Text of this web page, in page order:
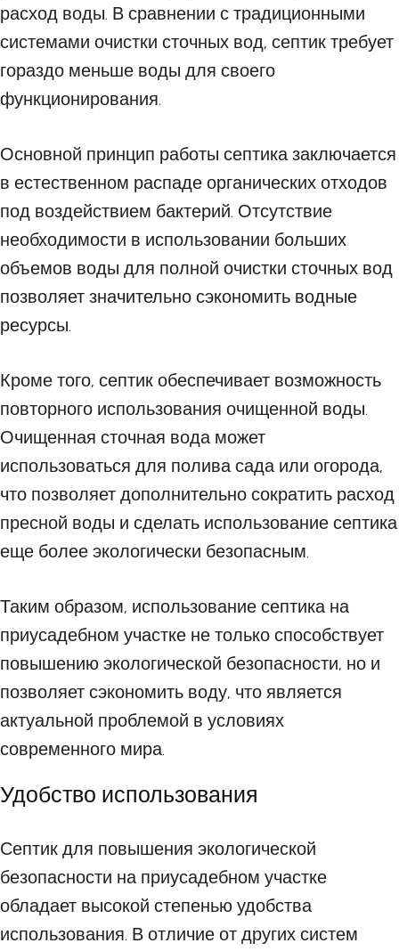
расход воды. В сравнении с традиционными
системами очистки сточных вод, септик требует
гораздо меньше воды для своего
функционирования.
Основной принцип работы септика заключается
в естественном распаде органических отходов
под воздействием бактерий. Отсутствие
необходимости в использовании больших
объемов воды для полной очистки сточных вод
позволяет значительно сэкономить водные
ресурсы.
Кроме того, септик обеспечивает возможность
повторного использования очищенной воды.
Очищенная сточная вода может
использоваться для полива сада или огорода,
что позволяет дополнительно сократить расход
пресной воды и сделать использование септика
еще более экологически безопасным.
Таким образом, использование септика на
приусадебном участке не только способствует
повышению экологической безопасности, но и
позволяет сэкономить воду, что является
актуальной проблемой в условиях
современного мира.
Удобство использования
Септик для повышения экологической
безопасности на приусадебном участке
обладает высокой степенью удобства
использования. В отличие от других систем